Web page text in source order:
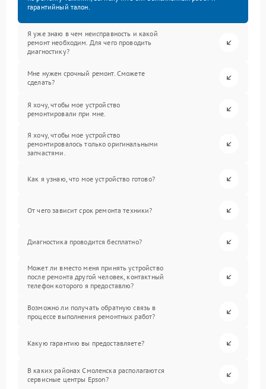
гарантийный талон.
Я уже знаю в чем неисправность и какой
ремонт необходим. Для чего проводить
диагностику?
Мне нужен срочный ремонт. Сможете
сделать?
Я хочу, чтобы мое устройство
ремонтировали при мне.
Я хочу, чтобы мое устройство
ремонтировалось только оригинальными
запчастями.
Как я узнаю, что мое устройство готово?
От чего зависит срок ремонта техники?
Диагностика проводится бесплатно?
Может ли вместо меня принять устройство
после ремонта другой человек, контактный
телефон которого я предоставлю?
Возможно ли получать обратную связь в
процессе выполнения ремонтных работ?
Какую гарантию вы предоставляете?
В каких районах Смоленска располагаются
сервисные центры Epson?